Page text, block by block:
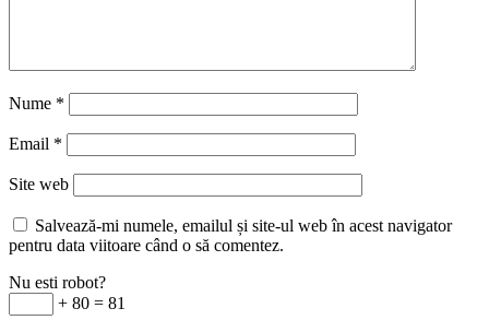
Nume *
Email *
Site web
Salvează-mi numele, emailul și site-ul web în acest navigator
pentru data viitoare când o să comentez.
Nu esti robot?
+ 80 = 81